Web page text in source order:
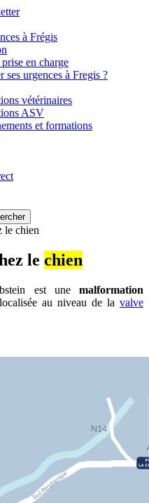
à Frégis
en charge
ses urgences à Fregis ?
vétérinaires
ASV
et formations
le chien
le chien
est unemalformation
localisée au niveau de la valve